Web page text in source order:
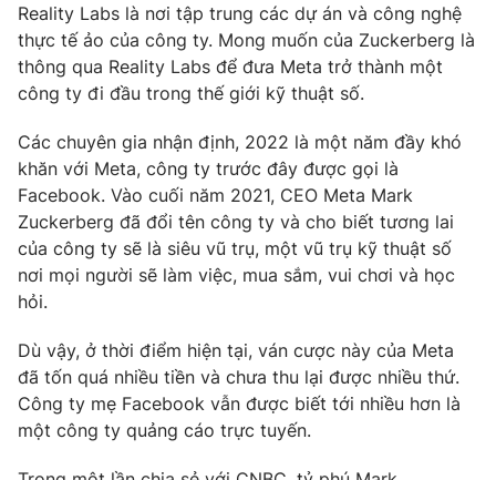
Nhân vật
Khán giả
Giải sao mai
Âm nhạc
Sao
Đời sống
Du lịch
Làm đẹp
Chất lượng cuộc sống
Giáo dục
Học trực tuyến
Công nghệ
Hitech Công nghệ tương lai
Sản phẩm
Thị trường
Giao lưu trực tuyến
Lịch phát sóng
Chuyên mục khác
Emagazine Podcast
Reality Labs là nơi tập trung các dự án và công nghệ
thực tế ảo của công ty. Mong muốn của Zuckerberg là
thông qua Reality Labs để đưa Meta trở thành một
công ty đi đầu trong thế giới kỹ thuật số.
Các chuyên gia nhận định, 2022 là một năm đầy khó
khăn với Meta, công ty trước đây được gọi là
Facebook. Vào cuối năm 2021, CEO Meta Mark
Zuckerberg đã đổi tên công ty và cho biết tương lai
của công ty sẽ là siêu vũ trụ, một vũ trụ kỹ thuật số
nơi mọi người sẽ làm việc, mua sắm, vui chơi và học
hỏi.
Dù vậy, ở thời điểm hiện tại, ván cược này của Meta
đã tốn quá nhiều tiền và chưa thu lại được nhiều thứ.
Công ty mẹ Facebook vẫn được biết tới nhiều hơn là
một công ty quảng cáo trực tuyến.